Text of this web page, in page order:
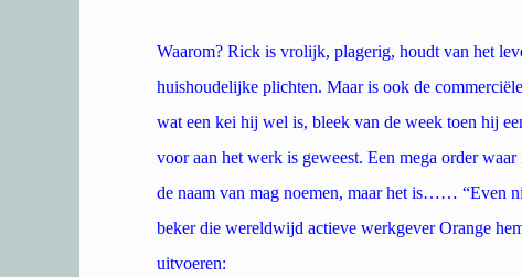
Waarom? Rick is vrolijk, plagerig, houdt van het
huishoudelijke plichten. Maar is ook de
wat een kei hij wel is, bleek van de week toen hij
voor aan het werk is geweest. Een mega order
de naam van mag noemen, maar het is…… “Even
beker die wereldwijd actieve werkgever Orange
uitvoeren: